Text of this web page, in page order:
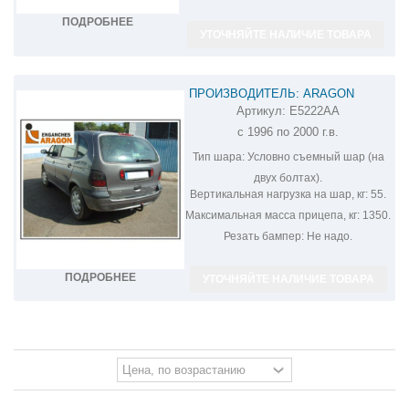
ПОДРОБНЕЕ
ПОДРОБНЕЕ
ПРОИЗВОДИТЕЛЬ: ARAGON
ФАРКОП НА RENAULT SCENIC
E5222AA
Артикул: E5222AA
с 1996 по 2000 г.в.
Тип шара:Условно съемный шар (на
двух болтах).
Вертикальная нагрузка на шар, кг: 55.
Максимальная масса прицепа, кг: 1350.
Резать бампер: Не надо.